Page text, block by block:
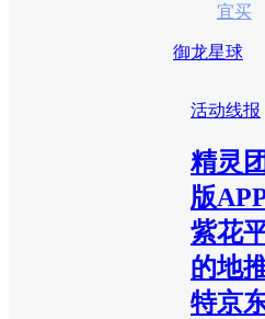
宜买
御龙星球
活动线报
精灵
版
紫花
的地
特京